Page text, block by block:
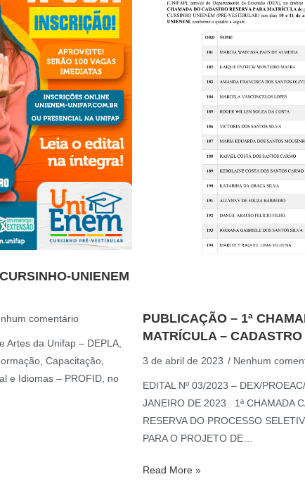
UNIENEM
comentário
Artes da Unifap – DEPLA,
Capacitação,
e Idiomas – PROFID, no
PUBLICAÇÃO – 1ª
MATRÍCULA – CADASTRO
3 de abril de 2023 Nenhum
EDITAL Nº 03/2023 – DEX/
JANEIRO DE 2023 1ª CHAMADA
RESERVA DO PROCESSO
PARA O PROJETO DE…
Read More »